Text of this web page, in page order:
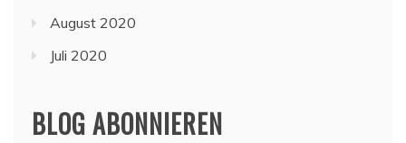
August 2020
Juli 2020
BLOG ABONNIEREN